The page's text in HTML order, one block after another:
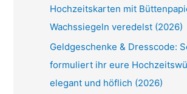
Hochzeitskarten mit
Wachssiegeln veredelst (2026)
Geldgeschenke & Dresscode:
formuliert ihr eure
elegant und höflich (2026)